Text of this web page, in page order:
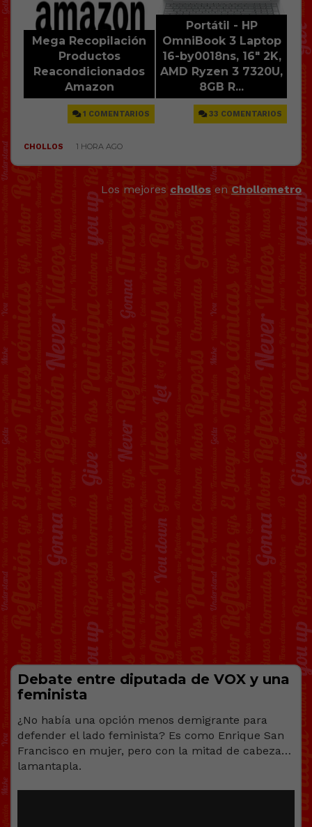
Los mejores chollos en Chollometro
Debate entre diputada de VOX y una
feminista
¿No había una opción menos demigrante para
defender el lado feminista? Es como Enrique San
Francisco en mujer, pero con la mitad de cabeza…
lamantapla.